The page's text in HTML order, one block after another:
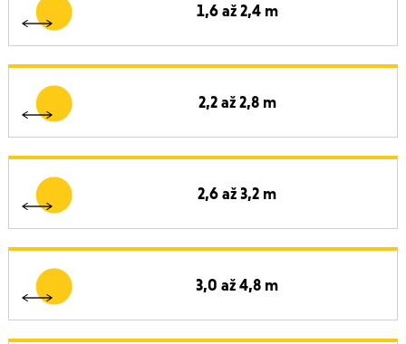
1,6 až 2,4 m
2,2 až 2,8 m
2,6 až 3,2 m
3,0 až 4,8 m